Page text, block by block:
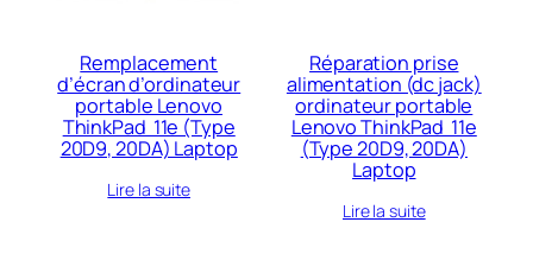
Remplacement
d’écran d’ordinateur
portable Lenovo
ThinkPad 11e (Type
20D9, 20DA) Laptop
Lire la suite
Réparation prise
alimentation (dc jack)
ordinateur portable
Lenovo ThinkPad 11e
(Type 20D9, 20DA)
Laptop
Lire la suite